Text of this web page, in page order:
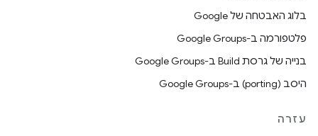
בלוג האבטחה של Google
פלטפורמה ב-Google Groups
בנייה של גרסת Build ב-Google Groups
היסב (porting) ב-Google Groups
עזרה